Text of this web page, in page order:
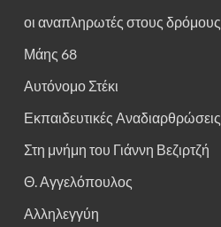
οι αναπληρωτές στους δρόμους
Μάης 68
Αυτόνομο Στέκι
Εκπαιδευτικές Αναδιαρθρώσεις
Στη μνήμη του Γιάννη Βεζιρτζή
Θ. Αγγελόπουλος
Αλληλεγγύη